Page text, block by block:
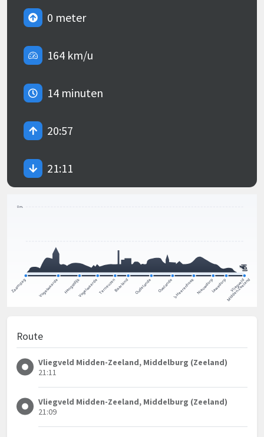
0 meter
164 km/u
14 minuten
20:57
21:11
Route
Vliegveld Midden-Zeeland, Middelburg (Zeeland)
21:11
Vliegveld Midden-Zeeland, Middelburg (Zeeland)
21:09